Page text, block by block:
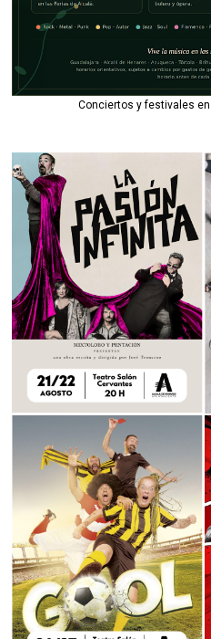
Conciertos y festivales